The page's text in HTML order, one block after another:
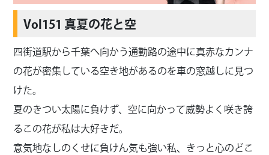
Vol151 真夏の花と空
四街道駅から千葉へ向かう通勤路の途中に真赤なカンナ
の花が密集している空き地があるのを車の窓越しに見つ
けた。
夏のきつい太陽に負けず、空に向かって威勢よく咲き誇
るこの花が私は大好きだ。
意気地なしのくせに負けん気も強い私、きっと心のどこ